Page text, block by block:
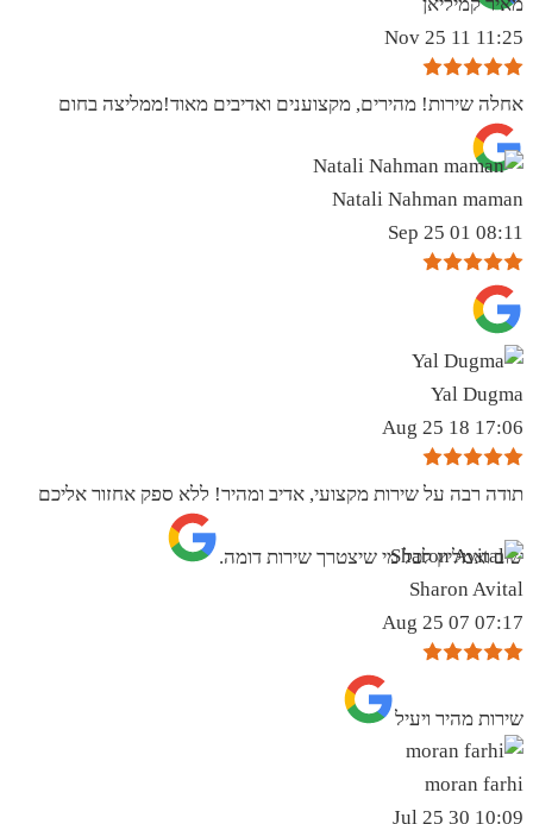
מאיר קמיליאן
11:25 11 Nov 25
אחלה שירות! מהירים, מקצוענים ואדיבים מאוד!ממליצה בחום
Natali Nahman maman
08:11 01 Sep 25
Yal Dugma
17:06 18 Aug 25
תודה רבה על שירות מקצועי, אדיב ומהיר! ללא ספק אחזור אליכם
שוב ואמליץ לכל מי שיצטרך שירות דומה.
Sharon Avital
07:17 07 Aug 25
שירות מהיר ויעיל
moran farhi
10:09 30 Jul 25